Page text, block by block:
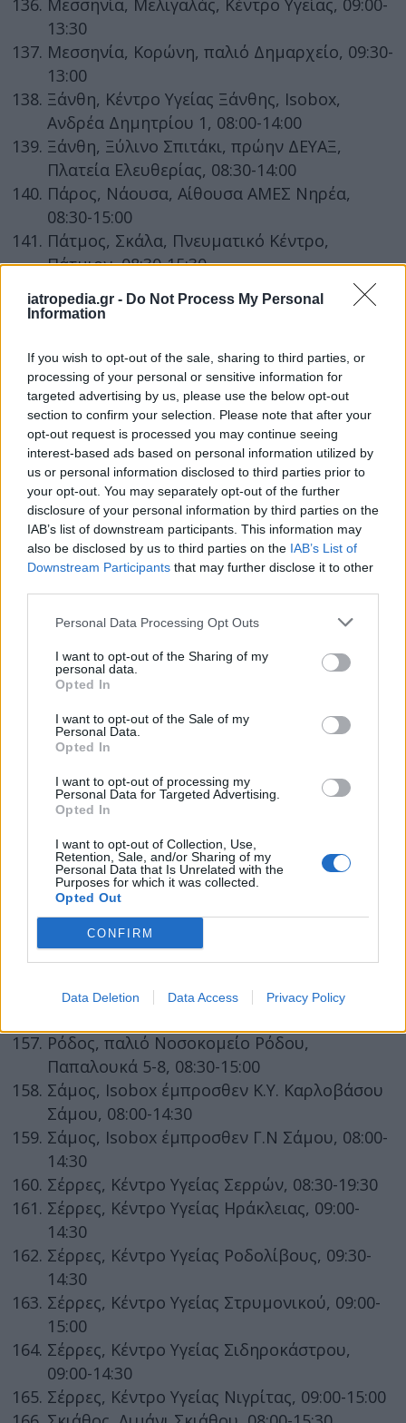
iatropedia.gr - Do Not Process My Personal
Information
If you wish to opt-out of the sale, sharing to third parties, or
processing of your personal or sensitive information for
targeted advertising by us, please use the below opt-out
section to confirm your selection. Please note that after your
opt-out request is processed you may continue seeing
interest-based ads based on personal information utilized by
us or personal information disclosed to third parties prior to
your opt-out. You may separately opt-out of the further
disclosure of your personal information by third parties on the
IAB’s list of downstream participants. This information may
also be disclosed by us to third parties on the IAB’s List of
Downstream Participants that may further disclose it to other
Personal Data Processing Opt Outs
I want to opt-out of the Sharing of my
personal data.
Opted In
I want to opt-out of the Sale of my
Personal Data.
Opted In
I want to opt-out of processing my
Personal Data for Targeted Advertising.
Opted In
I want to opt-out of Collection, Use,
Retention, Sale, and/or Sharing of my
Personal Data that Is Unrelated with the
Purposes for which it was collected.
Opted Out
CONFIRM
Data Deletion Data Access Privacy Policy
13:30
Μεσσηνία, Κορώνη, παλιό Δημαρχείο, 09:30-
13:00
Ξάνθη, Κέντρο Υγείας Ξάνθης, Isobox,
Ανδρέα Δημητρίου 1, 08:00-14:00
Ξάνθη, Ξύλινο Σπιτάκι, πρώην ΔΕΥΑΞ,
Πλατεία Ελευθερίας, 08:30-14:00
Πάρος, Νάουσα, Αίθουσα ΑΜΕΣ Νηρέα,
08:30-15:00
Πάτμος, Σκάλα, Πνευματικό Κέντρο,
Πάτμιον, 08:30-15:30
Χατζηδημητρίου και Εθνικής Αντιστάσεως,
Πέλλα, Πλατεία Μικρών Καταρρακτών-
Χατζηγιάννειο Κέντρο, Τσιμισκή 2, 09:30-
14:30
Πέλλα, Κέντρο Υγείας Κρύας Βρύσης,
Δωδεκανήσου 1, 08:30-15:30
Πιερία, Κέντρο Υγείας Κατερίνης,
Κανελλοπούλου 1, 08:00-15:00
Πιερία, παλαιό Νοσοκομείο Κατερίνης,
09:00-15:00
Πρέβεζα, Λιμενικό Ταμείο, Ελ. Βενιζέλου 20,
09:00-15:00
Πρέβεζα, Δημαρχείο Θεσπρωτικού, 09:00-
Πρέβεζα, Δημαρχείο Λούρου, 11:30-14:00
Ρέθυμνο, Αίθουσα Εκδηλώσεων Ι.Ν. Πέτρου
& Παύλου, Μισίρια, 09:00-14:00
Ρέθυμνο, Αίθουσα Πνευματικού Κέντρου Ι.Ν.
Αγ. Γεωργίου, Καλλιθέα, 09:00-14:00
Ροδόπη, Περιφερειακή Ενότητα Ροδόπης,
Δημοκρατίας 1, Κομοτηνή, 09:00-15:00
Συμεωνίδη και Υψηλάντου γωνία, Κομοτηνή,
09:00-15:00
Ροδόπη, Σάπες, Βασιλείου Κουτουμάνη,
10:00-14:00
Ροδόπη, Σώστης, Νέο Δημαρχιακό Μέγαρο,
Ρόδος, Πλατεία Δημαρχείου Μαριτσών,
Ρόδος, παλιό Νοσοκομείο Ρόδου,
Παπαλουκά 5-8, 08:30-15:00
Σάμος, Isobox έμπροσθεν Κ.Υ. Καρλοβάσου
Σάμου, 08:00-14:30
Σάμος, Isobox έμπροσθεν Γ.Ν Σάμου, 08:00-
14:30
Σέρρες, Κέντρο Υγείας Σερρών, 08:30-19:30
Σέρρες, Κέντρο Υγείας Ηράκλειας, 09:00-
14:30
Σέρρες, Κέντρο Υγείας Ροδολίβους, 09:30-
14:30
Σέρρες, Κέντρο Υγείας Στρυμονικού, 09:00-
15:00
Σέρρες, Κέντρο Υγείας Σιδηροκάστρου,
09:00-14:30
Σέρρες, Κέντρο Υγείας Νιγρίτας, 09:00-15:00